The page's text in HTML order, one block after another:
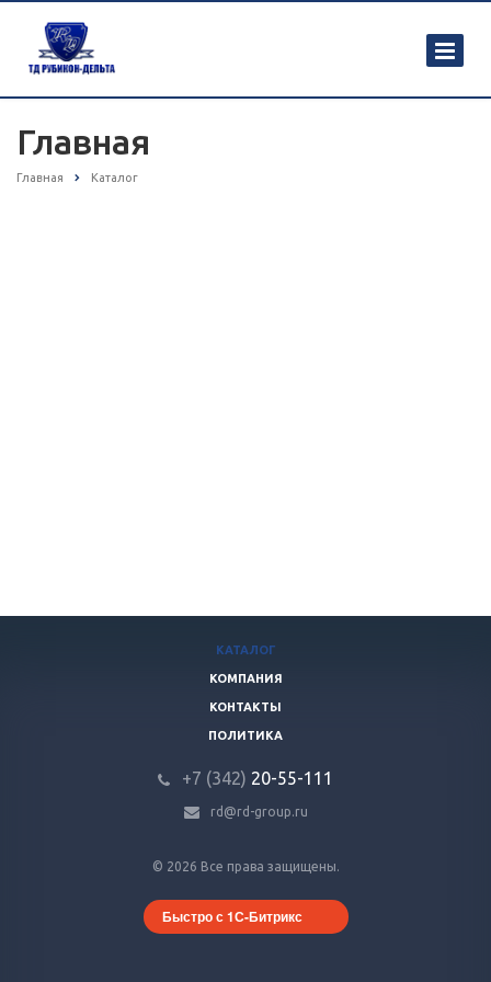
Главная
Главная Каталог
© 2026 Все права защищены.
Быстро с 1С-Битрикс
КАТАЛОГ
КОМПАНИЯ
КОНТАКТЫ
ПОЛИТИКА
+7 (342) 20-55-111
rd@rd-group.ru